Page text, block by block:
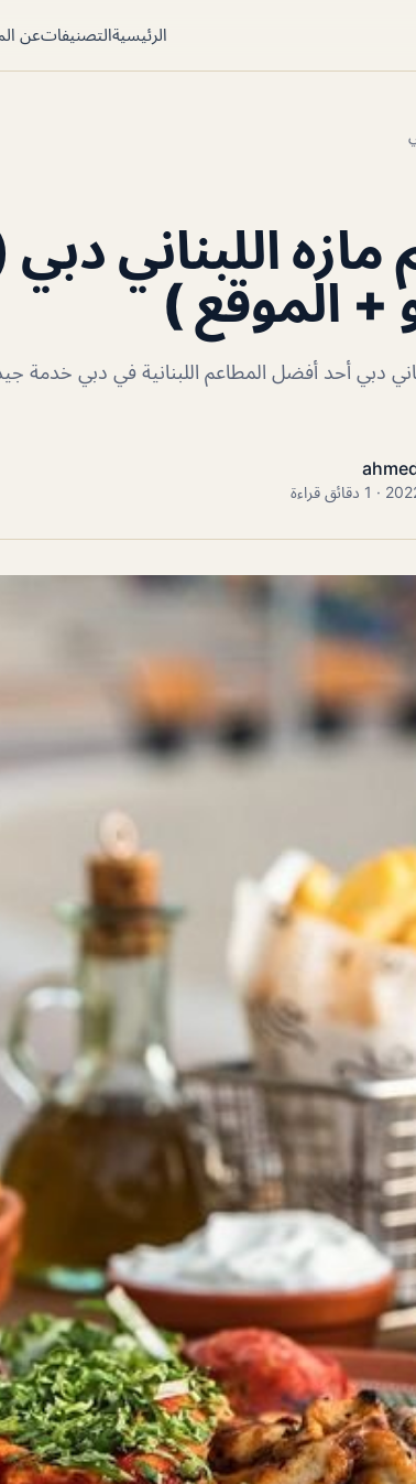
الرئيسيةالتصنيفاتعن
اللبناني
+ الموقع )
دبي أحد أفضل المطاعم اللبنانية في دبي خدمة